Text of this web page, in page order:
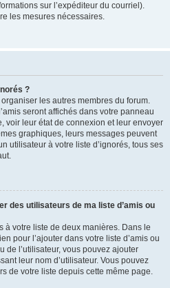
sur l’expéditeur du courriel).
les mesures nécessaires.
?
les autres membres du forum.
seront affichés dans votre panneau
voir leur état de connexion et leur envoyer
graphiques, leurs messages peuvent
utilisateur à votre liste d’ignorés, tous ses
des utilisateurs de ma liste d’amis ou
à votre liste de deux manières. Dans le
pour l’ajouter dans votre liste d’amis ou
de l’utilisateur, vous pouvez ajouter
leur nom d’utilisateur. Vous pouvez
de votre liste depuis cette même page.